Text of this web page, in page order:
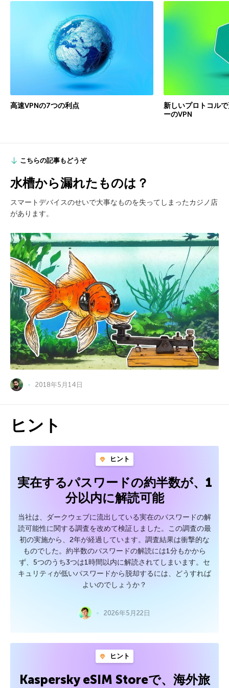
高速VPNの7つの利点
新しいプロトコル
ーのVPN
こちらの記事もどうぞ
水槽から漏れたものは？
スマートデバイスのせいで大事なものを失ってしまったカジノ店
があります。
2018年5月14日
ヒント
ヒント
実在するパスワードの約半数が、1
分以内に解読可能
当社は、ダークウェブに流出している実在のパスワードの解
読可能性に関する調査を改めて検証しました。この調査の最
初の実施から、2年が経過しています。調査結果は衝撃的な
ものでした。約半数のパスワードの解読には1分もかから
ず、5つのうち3つは1時間以内に解読されてしまいます。セ
キュリティが低いパスワードから脱却するには、どうすれば
よいのでしょうか？
2026年5月22日
ヒント
Kaspersky eSIM Storeで、海外旅